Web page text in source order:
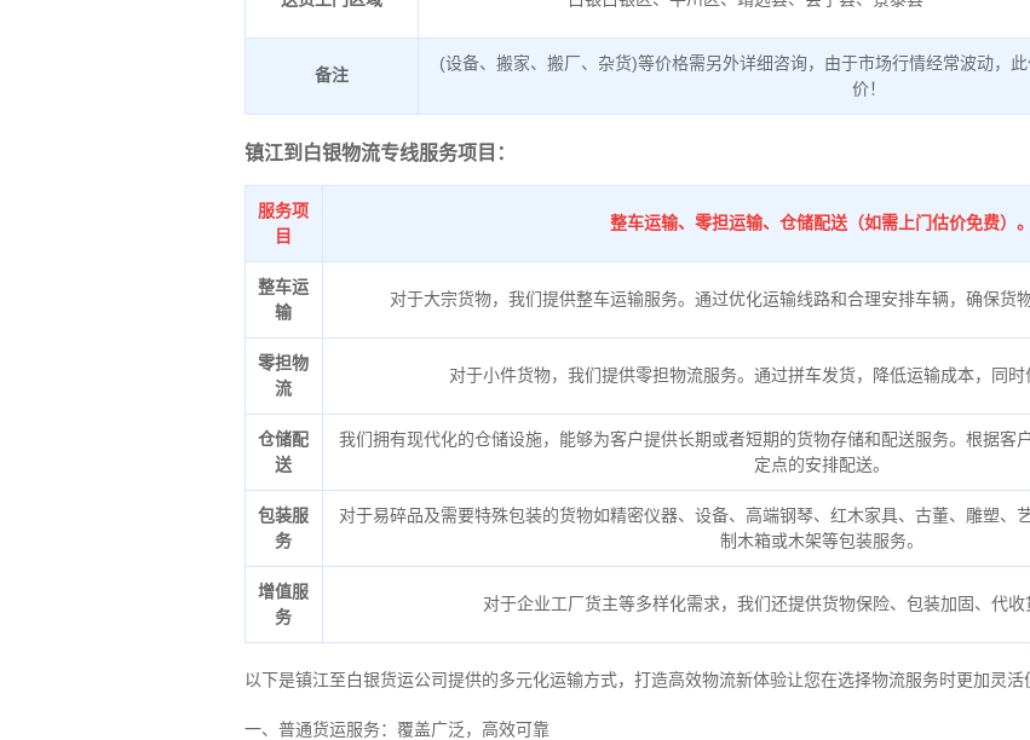
备注
(设备、搬家、搬厂、杂货)等价格需另外详细咨询，由于市场行情经常波动，
价！
镇江到白银物流专线服务项目：
服务项
目
整车运输、零担运输、仓储配送（如需上门估价免费）。
整车运
输
对于大宗货物，我们提供整车运输服务。通过优化运输线路和合理安排车辆，确保货
零担物
流
对于小件货物，我们提供零担物流服务。通过拼车发货，降低运输成本，同时
仓储配
送
我们拥有现代化的仓储设施，能够为客户提供长期或者短期的货物存储和配送服务。根据客
定点的安排配送。
包装服
务
对于易碎品及需要特殊包装的货物如精密仪器、设备、高端钢琴、红木家具、古董、雕塑、
制木箱或木架等包装服务。
增值服
务
对于企业工厂货主等多样化需求，我们还提供货物保险、包装加固、代收
以下是镇江至白银货运公司提供的多元化运输方式，打造高效物流新体验让您在选择物流服务时更加灵活
一、普通货运服务：覆盖广泛，高效可靠